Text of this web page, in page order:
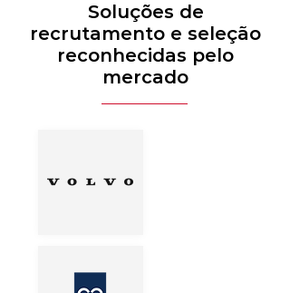
Soluções de
recrutamento e seleção
reconhecidas pelo
mercado